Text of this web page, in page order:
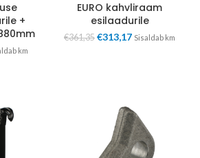
+
km
EURO kahvliraam
esilaadurile
€361,35 €313,17 Sisaldab km